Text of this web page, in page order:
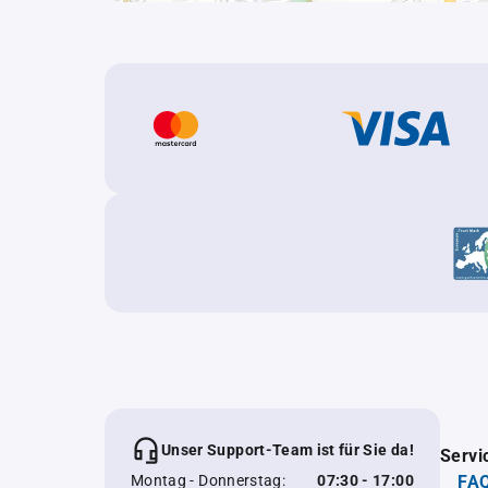
Unser Support-Team ist für Sie da!
Montag - Donnerstag:
07:30 - 17:00